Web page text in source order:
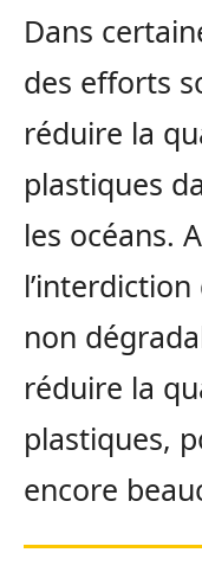
Dans
des efforts
réduire la
plastiques
les océans.
non
réduire la
plastiques,
encore